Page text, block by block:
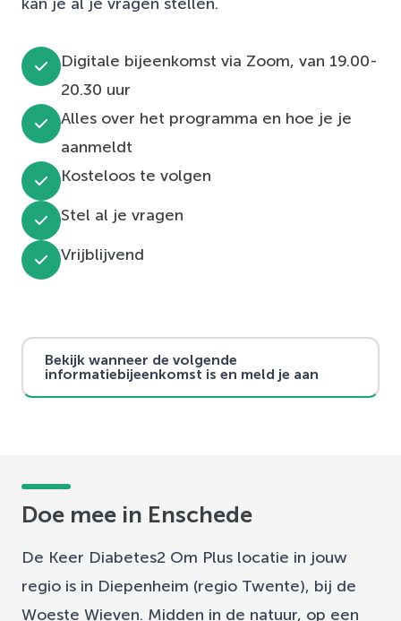
kan je al je vragen stellen.
Digitale bijeenkomst via Zoom, van 19.00-
20.30 uur
Alles over het programma en hoe je je
aanmeldt
Kosteloos te volgen
Stel al je vragen
Vrijblijvend
Bekijk wanneer de volgende
informatiebijeenkomst is en meld je aan
Doe mee in Enschede
De Keer Diabetes2 Om Plus locatie in jouw
regio is in Diepenheim (regio Twente), bij de
Woeste Wieven. Midden in de natuur, op een